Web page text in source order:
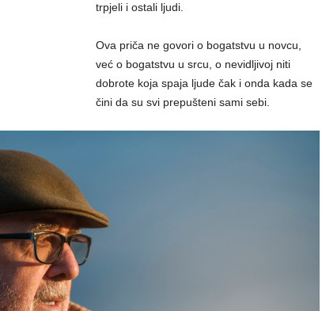
trpjeli i ostali ljudi.
Ova priča ne govori o bogatstvu u novcu,
već o bogatstvu u srcu, o nevidljivoj niti
dobrote koja spaja ljude čak i onda kada se
čini da su svi prepušteni sami sebi.